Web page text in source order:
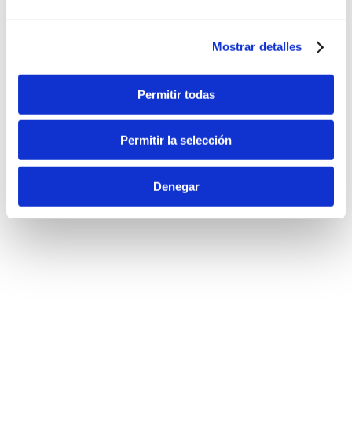
Mostrar detalles
Permitir todas
Permitir la selección
Denegar